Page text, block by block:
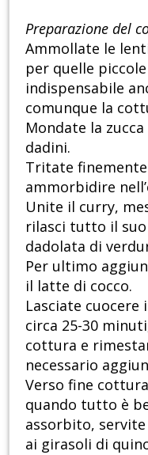
Preparazione del
Ammollate le
per quelle
indispensabile
comunque la
Mondate la
dadini.
Tritate finemente
ammorbidire
Unite il curry,
rilasci tutto il
dadolata di
Per ultimo
il latte di cocco.
Lasciate
circa 25-30
cottura e
necessario
Verso fine
quando tutto è
assorbito,
ai girasoli di